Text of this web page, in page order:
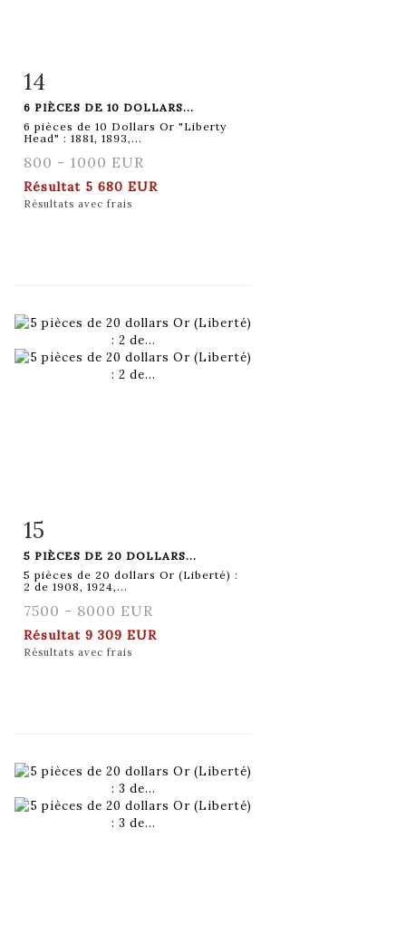
Fiche détaillée
14
6 PIÈCES DE 10 DOLLARS...
6 pièces de 10 Dollars Or "Liberty
Head" : 1881, 1893,...
800 - 1000 EUR
Résultat 5 680 EUR
Résultats avec frais
Fiche détaillée
15
5 PIÈCES DE 20 DOLLARS...
5 pièces de 20 dollars Or (Liberté) :
2 de 1908, 1924,...
7500 - 8000 EUR
Résultat 9 309 EUR
Résultats avec frais